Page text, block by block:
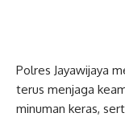
Polres Jayawijaya
terus menjaga
minuman keras,